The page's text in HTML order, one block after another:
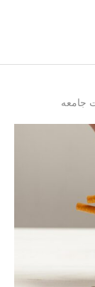
جامعه